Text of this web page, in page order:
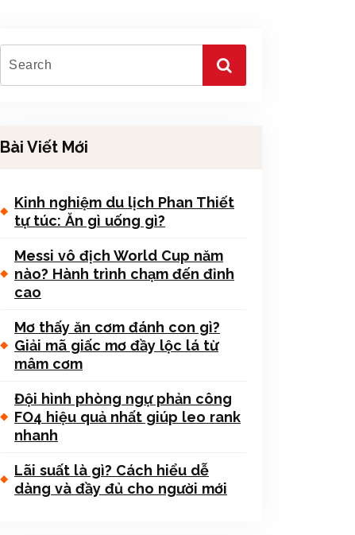
Bài Viết Mới
Kinh nghiệm du lịch Phan Thiết
tự túc: Ăn gì uống gì?
Messi vô địch World Cup năm
nào? Hành trình chạm đến đỉnh
cao
Mơ thấy ăn cơm đánh con gì?
Giải mã giấc mơ đầy lộc lá từ
mâm cơm
Đội hình phòng ngự phản công
FO4 hiệu quả nhất giúp leo rank
nhanh
Lãi suất là gì? Cách hiểu dễ
dàng và đầy đủ cho người mới